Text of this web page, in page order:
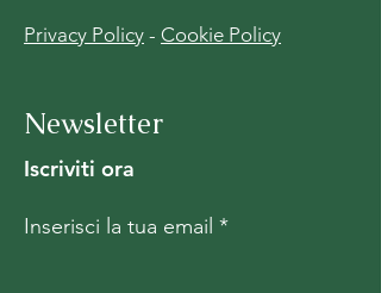
Privacy Policy - Cookie Policy
Newsletter
Iscriviti ora
Inserisci la tua email